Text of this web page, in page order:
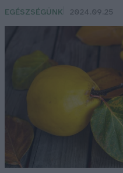
EGÉSZSÉGÜNK 2024.09.25